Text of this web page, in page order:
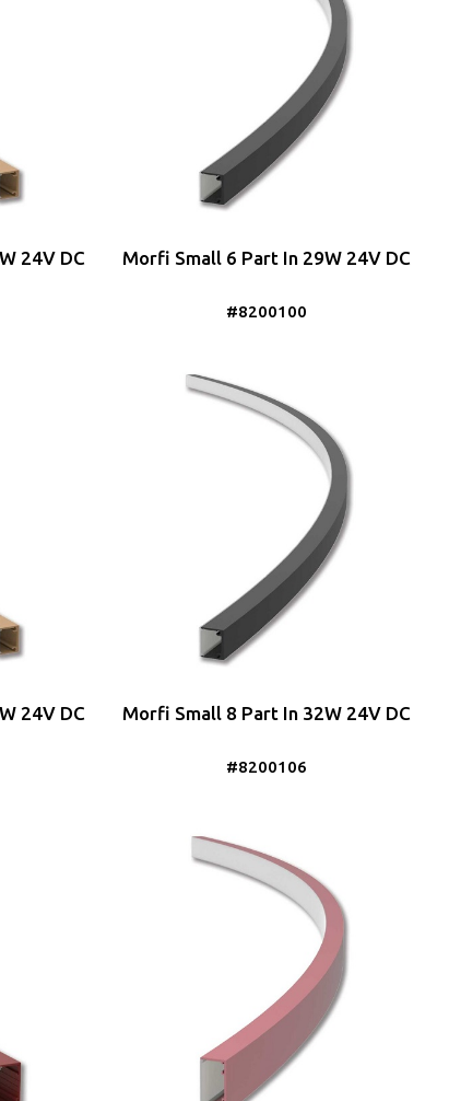
24V DC Morfi Small 6 Part In 29W 24V DC
#8200100
24V DC Morfi Small 8 Part In 32W 24V DC
#8200106